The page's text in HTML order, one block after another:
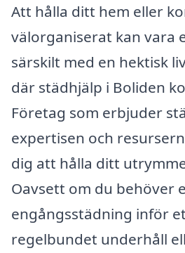
Att hålla ditt hem eller
välorganiserat kan vara
särskilt med en hektisk
där städhjälp i Boliden
Företag som erbjuder
expertisen och
dig att hålla ditt
Oavsett om du behöver
engångsstädning inför
regelbundet underhåll